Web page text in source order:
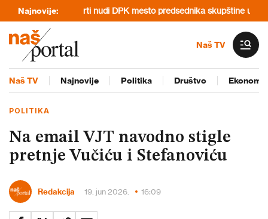
Najnovije:
večeru Kurti nudi DPK mesto predsednika skupštine u zamenu
Naš TV
Naš TV Najnovije Politika Društvo
POLITIKA
Na email VJT navodno stigle
pretnje Vučiću i Stefanoviću
Redakcija 19. jun 2026. 16:09